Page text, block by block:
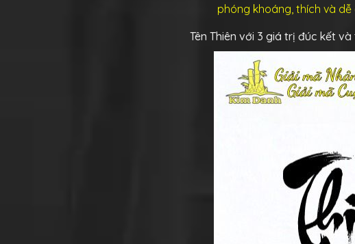
phóng khoáng, thích và
Tên Thiên với 3 giá trị đúc kết